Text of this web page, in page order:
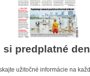
si predplatné
užitočné informácie na